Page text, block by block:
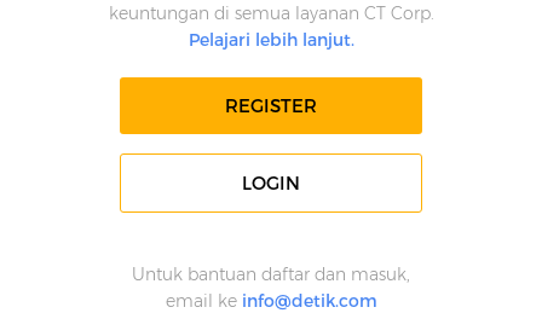
keuntungan di semua layanan CT Corp.
Pelajari lebih lanjut.
REGISTER
LOGIN
Untuk bantuan daftar dan masuk,
email ke info@detik.com